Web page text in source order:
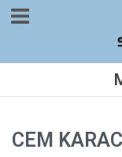
CEM